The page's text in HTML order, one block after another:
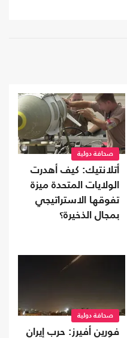
صحافة دولية
أتلانتيك: كيف أهدرت
الولايات المتحدة ميزة
تفوقها الاستراتيجي
بمجال الذخيرة؟
صحافة دولية
فورين أفيرز: حرب إيران